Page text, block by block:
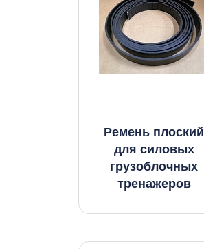
Ремень плоский
для силовых
грузоблочных
тренажеров